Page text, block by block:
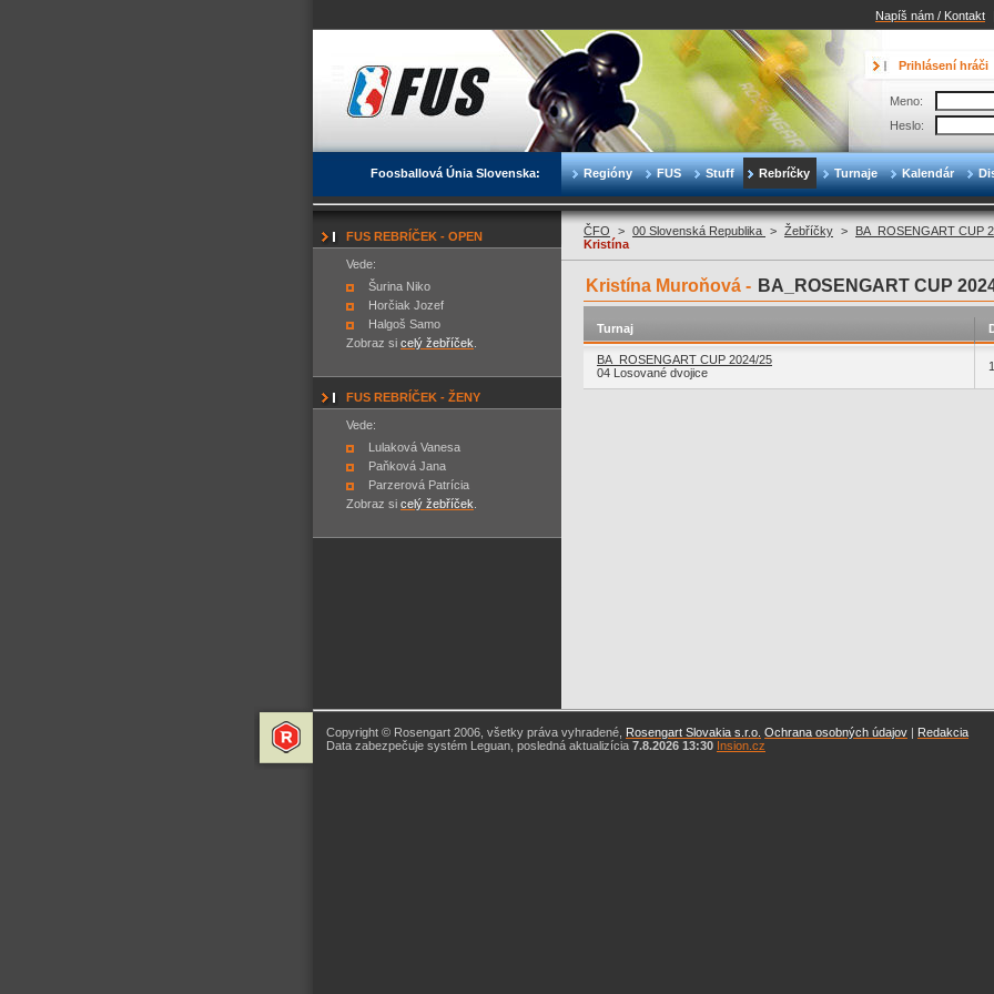
Napíš nám / Kontakt
Foosballová Únia Slovenska: Regióny FUS Stuff Rebríčky Turnaje Kalendár
Prihlásení hráči
Meno:
Heslo:
FUS REBRÍČEK - OPEN
Vede:
Šurina Niko
Horčiak Jozef
Halgoš Samo
Zobraz si celý žebříček
FUS REBRÍČEK - ŽENY
Vede:
Lulaková Vanesa
Paňková Jana
Parzerová Patrícia
Zobraz si celý žebříček
ČFO > 00 Slovenská Republika > Žebříčky > BA_ROSENGART CUP
Kristína
Kristína Muroňová - BA_ROSENGART CUP
Turnaj
BA_ROSENGART CUP 2024/25
04 Losované dvojice
Copyright © Rosengart 2006, všetky práva vyhradené, Rosengart Slovakia s.r.o. Ochrana osobných údajov | Redakcia
Data zabezpečuje systém Leguan, posledná aktualizícia 7.8.2026 13:30 Insion.cz